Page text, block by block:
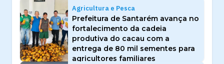
Agricultura e Pesca
Prefeitura de Santarém avança no
fortalecimento da cadeia
produtiva do cacau com a
entrega de 80 mil sementes para
agricultores familiares